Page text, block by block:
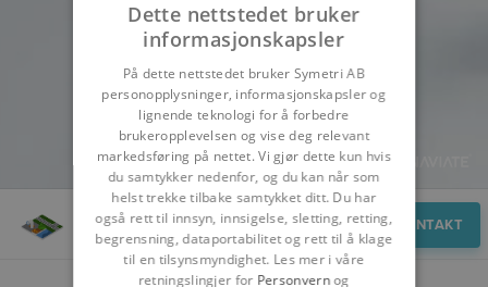
Kontakt KONTAKT
Dette nettstedet bruker
informasjonskapsler
På dette nettstedet bruker Symetri AB
personopplysninger, informasjonskapsler og
lignende teknologi for å forbedre
brukeropplevelsen og vise deg relevant
markedsføring på nettet. Vi gjør dette kun hvis
du samtykker nedenfor, og du kan når som
helst trekke tilbake samtykket ditt. Du har
også rett til innsyn, innsigelse, sletting, retting,
begrensning, dataportabilitet og rett til å klage
til en tilsynsmyndighet. Les mer i våre
retningslingjer for Personvernog